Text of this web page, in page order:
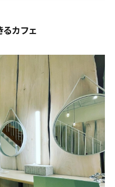
カフェ